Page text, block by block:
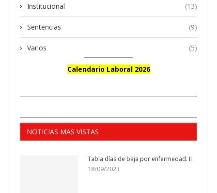
Institucional (13)
Sentencias (9)
Varios (5)
Calendario Laboral 2026
NOTICIAS MAS VISTAS
Tabla días de baja por enfermedad. II
18/09/2023